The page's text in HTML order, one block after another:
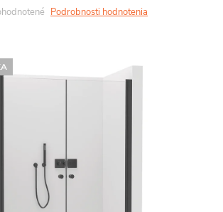
Podrobnosti hodnotenia